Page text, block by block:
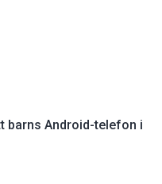
barns Android-telefon i